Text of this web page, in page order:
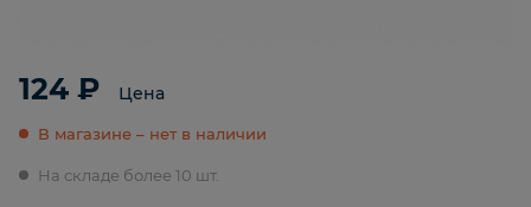
124 ₽ Цена
В магазине – нет в наличии
На складе более 10 шт.